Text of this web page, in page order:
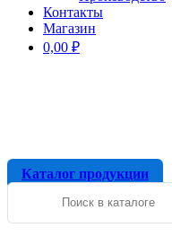
Контакты
Магазин
0,00 ₽
Каталог продукции